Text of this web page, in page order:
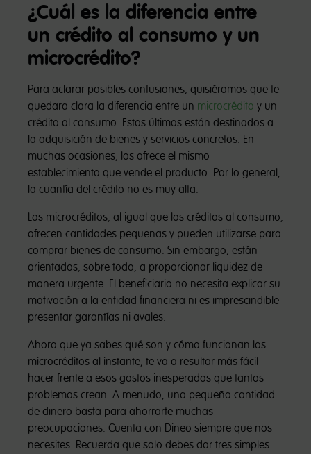
¿Cuál es la diferencia entre
un crédito al consumo y un
microcrédito?
Para aclarar posibles confusiones, quisiéramos que te
quedara clara la diferencia entre un microcrédito y un
crédito al consumo. Estos últimos están destinados a
la adquisición de bienes y servicios concretos. En
muchas ocasiones, los ofrece el mismo
establecimiento que vende el producto. Por lo general,
la cuantía del crédito no es muy alta.
Los microcréditos, al igual que los créditos al consumo,
ofrecen cantidades pequeñas y pueden utilizarse para
comprar bienes de consumo. Sin embargo, están
orientados, sobre todo, a proporcionar liquidez de
manera urgente. El beneficiario no necesita explicar su
motivación a la entidad financiera ni es imprescindible
presentar garantías ni avales.
Ahora que ya sabes qué son y cómo funcionan los
microcréditos al instante, te va a resultar más fácil
hacer frente a esos gastos inesperados que tantos
problemas crean. A menudo, una pequeña cantidad
de dinero basta para ahorrarte muchas
preocupaciones. Cuenta con Dineo siempre que nos
necesites. Recuerda que solo debes dar tres simples